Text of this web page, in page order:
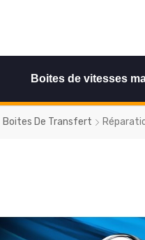
Boites de vitesses
Boites De Transfert